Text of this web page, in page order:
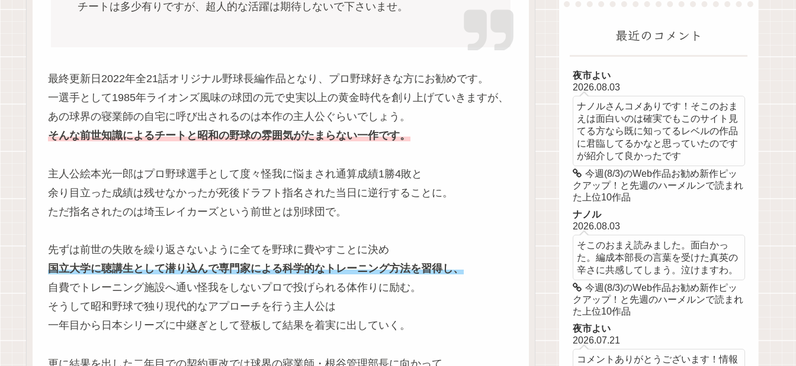
チートは多少有りですが、超人的な活躍は期待しないで下さいませ。
最終更新日2022年全21話オリジナル野球長編作品となり、プロ野球好きな方にお勧めです。
一選手として1985年ライオンズ風味の球団の元で史実以上の黄金時代を創り上げていきますが、
あの球界の寝業師の自宅に呼び出されるのは本作の主人公ぐらいでしょう。
そんな前世知識によるチートと昭和の野球の雰囲気がたまらない一作です。
主人公絵本光一郎はプロ野球選手として度々怪我に悩まされ通算成績1勝4敗と
余り目立った成績は残せなかったが死後ドラフト指名された当日に逆行することに。
ただ指名されたのは埼玉レイカーズという前世とは別球団で。
先ずは前世の失敗を繰り返さないように全てを野球に費やすことに決め
国立大学に聴講生として潜り込んで専門家による科学的なトレーニング方法を習得し、
自費でトレーニング施設へ通い怪我をしないプロで投げられる体作りに励む。
そうして昭和野球で独り現代的なアプローチを行う主人公は
一年目から日本シリーズに中継ぎとして登板して結果を着実に出していく。
更に結果を出した二年目での契約更改では球界の寝業師・根谷管理部長に向かって
最近のコメント
夜市よい
2026.08.03
ナノルさんコメありです！そこのおま
えは面白いのは確実でもこのサイト見
てる方なら既に知ってるレベルの作品
に君臨してるかなと思っていたのです
が紹介して良かったです
今週(8/3)のWeb作品お勧め新作ピッ
クアップ！と先週のハーメルンで読まれ
た上位10作品
ナノル
2026.08.03
そこのおまえ読みました。面白かっ
た。編成本部長の言葉を受けた真英の
辛さに共感してしまう。泣けますわ。
今週(8/3)のWeb作品お勧め新作ピッ
クアップ！と先週のハーメルンで読まれ
た上位10作品
夜市よい
2026.07.21
コメントありがとうございます！情報